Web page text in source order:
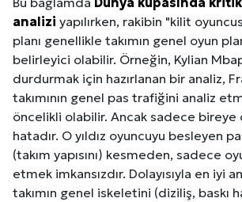
analizi yapılırken, rakibin "kilit
planı genellikle takımın genel oyun
belirleyici olabilir. Örneğin, Kylian
durdurmak için hazırlanan bir analiz,
takımının genel pas trafiğini analiz
öncelikli olabilir. Ancak sadece bireye
hatadır. O yıldız oyuncuyu besleyen
(takım yapısını) kesmeden, sadece
etmek imkansızdır. Dolayısıyla en iyi
takımın genel iskeletini (diziliş, baskı